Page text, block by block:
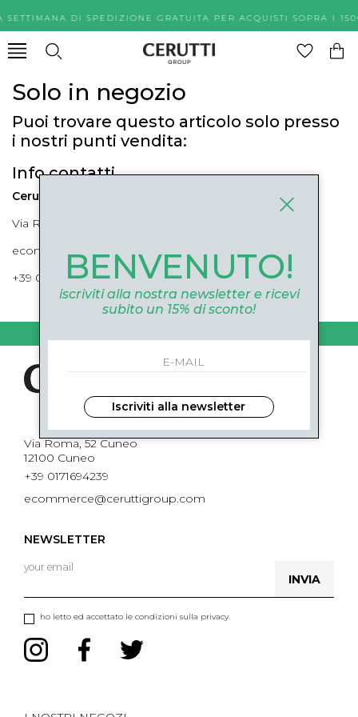
SETTIMANA DI SPEDIZIONE GRATUITA PER ACQUISTI
Solo in negozio
Puoi trovare questo articolo solo presso
i nostri punti vendita:
Info contatti
Cerutti Boutique
Via Roma, 52 Cuneo 12100 Cuneo
ecommerce@ceruttigroup.com
+39 0171694239
Via Roma, 52 Cuneo
12100 Cuneo
+39 0171694239
ecommerce@ceruttigroup.com
NEWSLETTER
ho letto ed accettato le condizioni sulla privacy.
INVIA
BENVENUTO!
iscriviti alla nostra newsletter e ricevi
subito un 15% di sconto!
Iscriviti alla newsletter